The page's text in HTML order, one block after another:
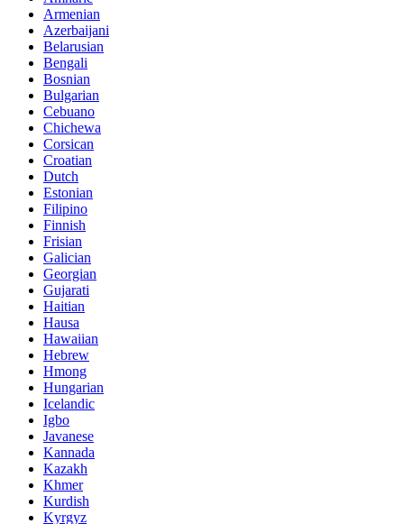
Armenian
Azerbaijani
Belarusian
Bengali
Bosnian
Bulgarian
Cebuano
Chichewa
Corsican
Croatian
Dutch
Estonian
Filipino
Finnish
Frisian
Galician
Georgian
Gujarati
Haitian
Hausa
Hawaiian
Hebrew
Hmong
Hungarian
Icelandic
Igbo
Javanese
Kannada
Kazakh
Khmer
Kurdish
Kyrgyz